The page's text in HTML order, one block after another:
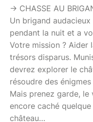
-> CHASSE AU
Un brigand
pendant la nuit et a
Votre mission ? Aider
trésors disparus.
devrez explorer le
résoudre des
Mais prenez garde,
encore caché
château…